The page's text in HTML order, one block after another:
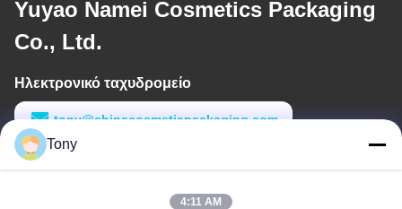
Yuyao Namei Cosmetics Packaging
Co., Ltd.
Ηλεκτρονικό ταχυδρομείο
tony@chinacosmeticpackaging.com
Εργασιακό χρόνο
Tony
4:11 AM